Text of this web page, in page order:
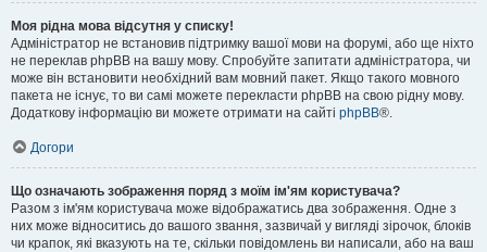
Моя рідна мова відсутня у списку!
Адміністратор не встановив підтримку вашої мови на форумі, або ще ніхто
не переклав phpBB на вашу мову. Спробуйте запитати адміністратора, чи
може він встановити необхідний вам мовний пакет. Якщо такого мовного
пакета не існує, то ви самі можете перекласти phpBB на свою рідну мову.
Додаткову інформацію ви можете отримати на сайті phpBB®.
Догори
Що означають зображення поряд з моїм ім'ям користувача?
Разом з ім'ям користувача може відображатись два зображення. Одне з
них може відноситись до вашого звання, зазвичай у вигляді зірочок, блоків
чи крапок, які вказують на те, скільки повідомлень ви написали, або на ваш